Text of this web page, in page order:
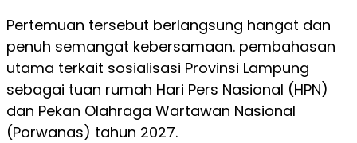
Pertemuan tersebut berlangsung hangat dan
penuh semangat kebersamaan. pembahasan
utama terkait sosialisasi Provinsi Lampung
sebagai tuan rumah Hari Pers Nasional (HPN)
dan Pekan Olahraga Wartawan Nasional
(Porwanas) tahun 2027.